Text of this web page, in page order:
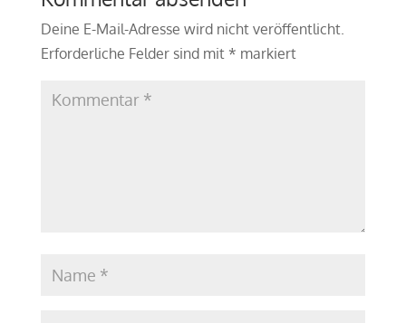
Deine E-Mail-Adresse wird nicht veröffentlicht.
Erforderliche Felder sind mit * markiert